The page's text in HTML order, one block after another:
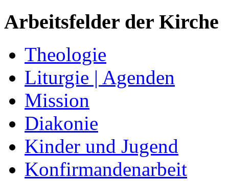
Arbeitsfelder der Kirche
Theologie
Liturgie | Agenden
Mission
Diakonie
Kinder und Jugend
Konfirmandenarbeit